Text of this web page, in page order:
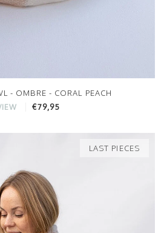
- OMBRE - CORAL PEACH
€79,95
LAST PIECES